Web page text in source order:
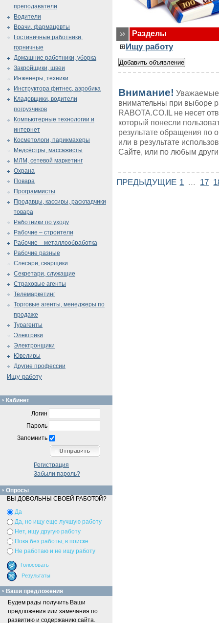
Разделы
Ищу работу
Внимание! Уважаемые
внимательны при выборе
RABOTA.CO.IL не несет
который понесли
результате обращения
или в результате
Сайте, или по любым
ПРЕДЫДУЩИЕ 1 ... 17
преподаватели
Водители
Врачи, фармацевты
Гостиничные работники,
горничные
Домашние работники, уборка
Закройщики, швеи
Инженеры, техники
Инструктора фитнес, аэробика
Кладовщики, водители
погрузчиков
Компьютерные технологии и
интернет
Косметологи, парикмахеры
Медсёстры, массажисты
МЛМ, сетевой маркетинг
Охрана
Повара
Программисты
Продавцы, кассиры, раскладчики
товара
Работники по уходу
Рабочие – строители
Рабочие – металлообработка
Рабочие разные
Слесари, сварщики
Секретари, служащие
Страховые агенты
Телемаркетинг
Торговые агенты, менеджеры по
продаже
Турагенты
Электрики
Электронщики
Ювелиры
Другие профессии
Ищу работу
Кабинет
Логин
Пароль
Запомнить
Регистрация
Забыли пароль?
Опросы
ВЫ ДОВОЛЬНЫ СВОЕЙ РАБОТОЙ?
Да
Да, но ищу еще лучшую работу
Нет, ищу другую работу
Пока без работы, в поиске
Не работаю и не ищу работу
Ваши предложения
Будем рады получить Ваши
предложения или замечания по
развитию и содержанию сайта.